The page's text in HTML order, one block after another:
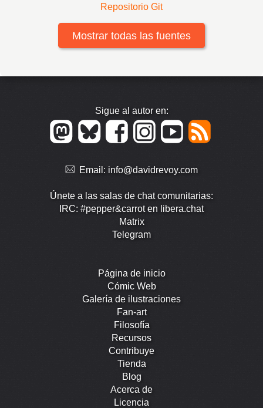
Repositorio Git
Mostrar todas las fuentes
Sigue al autor en:
Email: info@davidrevoy.com
Únete a las salas de chat comunitarias:
IRC: #pepper&carrot en libera.chat
Matrix
Telegram
Página de inicio
Cómic Web
Galería de ilustraciones
Fan-art
Filosofía
Recursos
Contribuye
Tienda
Blog
Acerca de
Licencia